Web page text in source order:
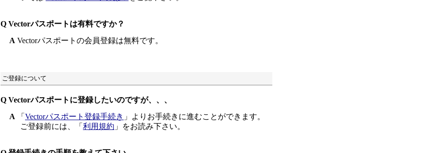
Q Vectorパスポートは有料ですか？
A Vectorパスポートの会員登録は無料です。
ご登録について
Q Vectorパスポートに登録したいのですが、、、
A 「 Vectorパスポート登録手続き 」よりお手続きに進むことができます。
ご登録前には、「 利用規約 」をお読み下さい。